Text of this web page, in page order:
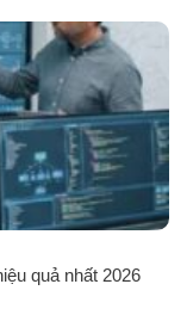
quả nhất 2026